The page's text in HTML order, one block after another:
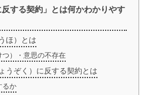
反する契約」とは何かわかりやす
ほ）とは
）・意思の不存在
うぞく）に反する契約とは
るか